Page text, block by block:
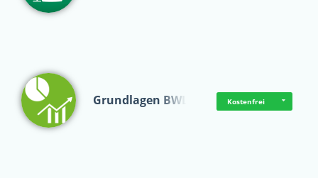
Grundlagen BWL Kostenfrei